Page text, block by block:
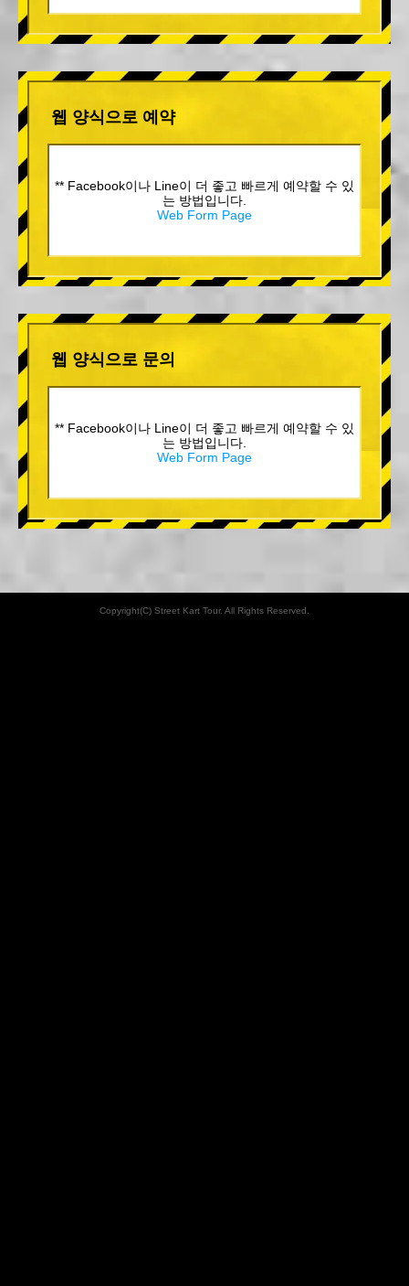
웹 양식으로 예약
** Facebook이나 Line이 더 좋고 빠르게 예약할 수 있
는 방법입니다.
Web Form Page
웹 양식으로 문의
** Facebook이나 Line이 더 좋고 빠르게 예약할 수 있
는 방법입니다.
Web Form Page
Copyright(C) Street Kart Tour. All Rights Reserved.